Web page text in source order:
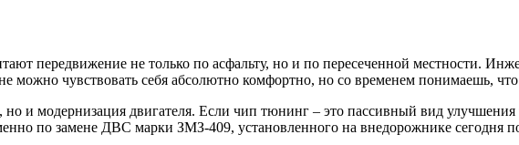
передвижение не только по асфальту, но и по пересеченной местности.
можно чувствовать себя абсолютно комфортно, но со временем понимаешь, что
и модернизация двигателя. Если чип тюнинг – это пассивный вид улучшения
по замене ДВС марки ЗМЗ-409, установленного на внедорожнике сегодня